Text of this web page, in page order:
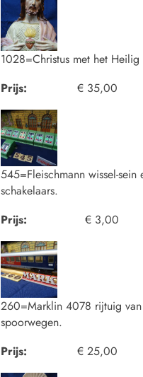
1028=Christus met het Heilig
Prijs:
€ 35,00
545=Fleischmann wissel-sein
schakelaars.
Prijs:
€ 3,00
260=Marklin 4078 rijtuig
spoorwegen.
Prijs:
€ 25,00